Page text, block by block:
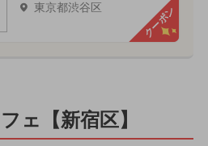
東京都渋谷区 クーポン
ェ【新宿区】